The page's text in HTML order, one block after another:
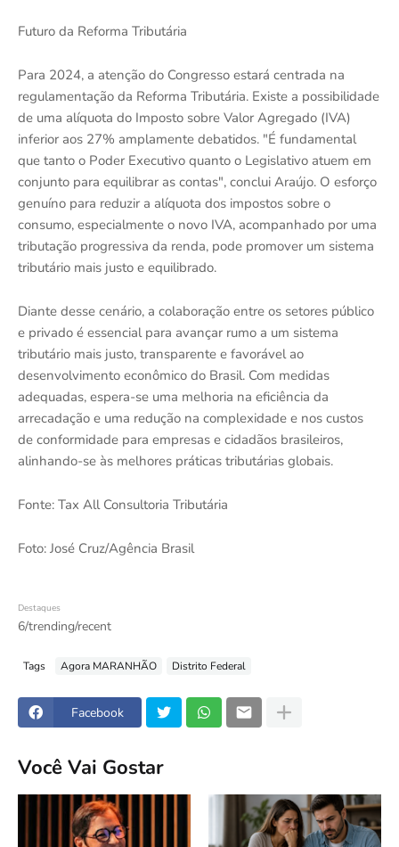
Futuro da Reforma Tributária
Para 2024, a atenção do Congresso estará centrada na
regulamentação da Reforma Tributária. Existe a possibilidade
de uma alíquota do Imposto sobre Valor Agregado (IVA)
inferior aos 27% amplamente debatidos. "É fundamental
que tanto o Poder Executivo quanto o Legislativo atuem em
conjunto para equilibrar as contas", conclui Araújo. O esforço
genuíno para reduzir a alíquota dos impostos sobre o
consumo, especialmente o novo IVA, acompanhado por uma
tributação progressiva da renda, pode promover um sistema
tributário mais justo e equilibrado.
Diante desse cenário, a colaboração entre os setores público
e privado é essencial para avançar rumo a um sistema
tributário mais justo, transparente e favorável ao
desenvolvimento econômico do Brasil. Com medidas
adequadas, espera-se uma melhoria na eficiência da
arrecadação e uma redução na complexidade e nos custos
de conformidade para empresas e cidadãos brasileiros,
alinhando-se às melhores práticas tributárias globais.
Fonte: Tax All Consultoria Tributária
Foto: José Cruz/Agência Brasil
Destaques
6/trending/recent
Tags Agora MARANHÃO Distrito Federal
Facebook
Você Vai Gostar